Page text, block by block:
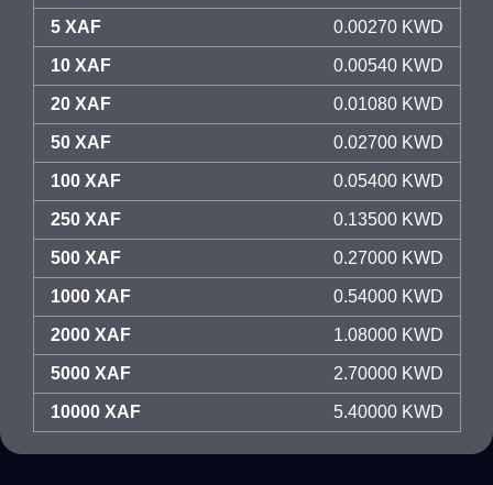
5 XAF 0.00270 KWD
10 XAF 0.00540 KWD
20 XAF 0.01080 KWD
50 XAF 0.02700 KWD
100 XAF 0.05400 KWD
250 XAF 0.13500 KWD
500 XAF 0.27000 KWD
1000 XAF 0.54000 KWD
2000 XAF 1.08000 KWD
5000 XAF 2.70000 KWD
10000 XAF 5.40000 KWD